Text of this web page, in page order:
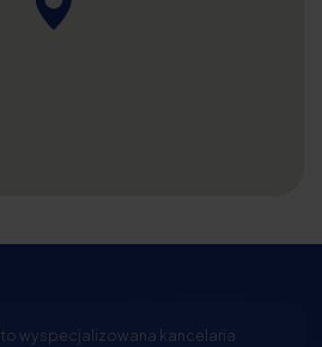
to wyspecjalizowana kancelaria